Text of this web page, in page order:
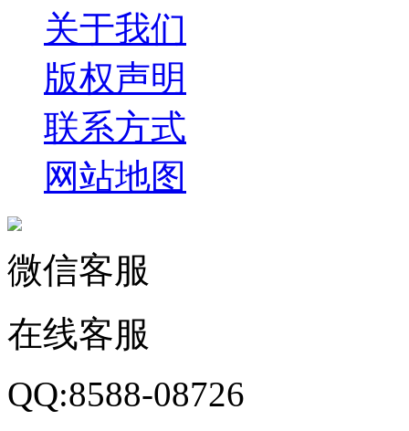
关于我们
版权声明
联系方式
网站地图
微信客服
在线客服
QQ:8588-08726